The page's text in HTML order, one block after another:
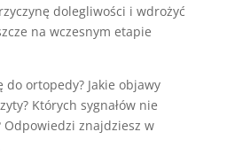
dolegliwości i wdrożyć
na wczesnym etapie
do ortopedy? Jakie objawy
Których sygnałów nie
Odpowiedzi znajdziesz w